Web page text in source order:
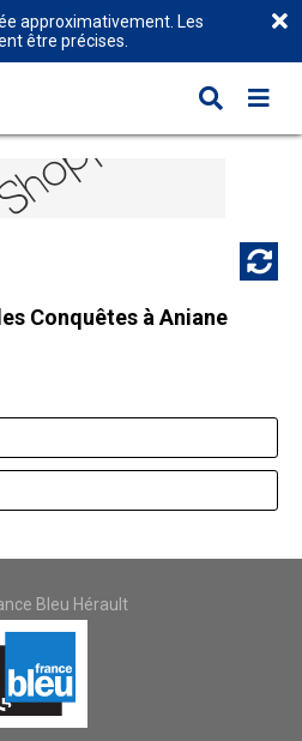
approximativement. Les
être précises.
Conquêtes à Aniane
Bleu Hérault